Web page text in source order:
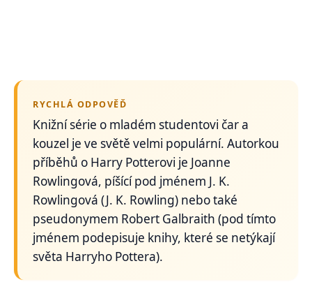
RYCHLÁ ODPOVĚĎ
Knižní série o mladém studentovi čar a
kouzel je ve světě velmi populární. Autorkou
příběhů o Harry Potterovi je Joanne
Rowlingová, píšící pod jménem J. K.
Rowlingová (J. K. Rowling) nebo také
pseudonymem Robert Galbraith (pod tímto
jménem podepisuje knihy, které se netýkají
světa Harryho Pottera).